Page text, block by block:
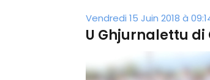
Vendredi 15 Juin 2018 à
U Ghjurnalettu di